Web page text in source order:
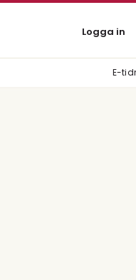
Logga in
E-